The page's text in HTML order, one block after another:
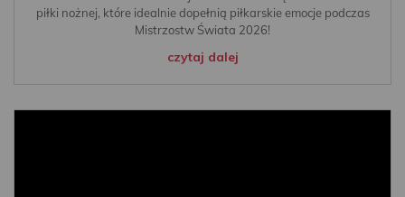
piłki nożnej, które idealnie dopełnią piłkarskie emocje podczas
Mistrzostw Świata 2026!
czytaj dalej